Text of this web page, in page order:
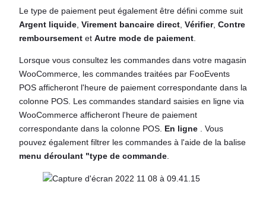
Le type de paiement peut également être défini comme suit
Argent liquide Virement bancaire direct Vérifier, Contre
remboursement et Autre mode de paiement
Lorsque vous consultez les commandes dans votre magasin
WooCommerce, les commandes traitées par FooEvents
POS afficheront l'heure de paiement correspondante dans la
colonne POS. Les commandes standard saisies en ligne via
WooCommerce afficheront l'heure de paiement
correspondante dans la colonne POS. En ligne . Vous
pouvez également filtrer les commandes à l'aide de la balise
menu déroulant "type de commande.